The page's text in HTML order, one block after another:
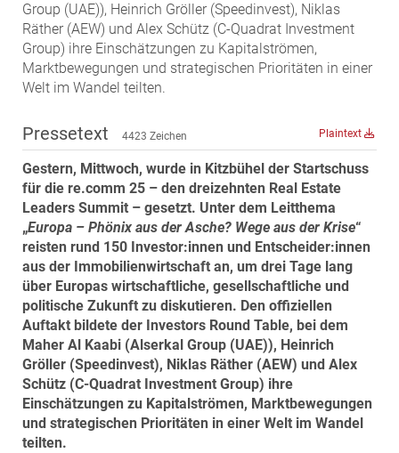
STEUP Realitäten
STIX + Partner
teamneunzehn
VÖPE Next
Verband Österreichischer Versicherungsmakler
Weinrauch Rechtsanwälte
WINEGG Realitäten
ZEHA Real Estate
Media
Pressekontakt
Group (UAE)), Heinrich Gröller (Speedinvest), Niklas
Räther (AEW) und Alex Schütz (C-Quadrat Investment
Group) ihre Einschätzungen zu Kapitalströmen,
Marktbewegungen und strategischen Prioritäten in einer
Welt im Wandel teilten.
Pressetext 4423 Zeichen Plaintext
Gestern, Mittwoch, wurde in Kitzbühel der Startschuss
für die re.comm 25 – den dreizehnten Real Estate
Leaders Summit – gesetzt. Unter dem Leitthema
„Europa – Phönix aus der Asche? Wege aus der Krise“
reisten rund 150 Investor:innen und Entscheider:innen
aus der Immobilienwirtschaft an, um drei Tage lang
über Europas wirtschaftliche, gesellschaftliche und
politische Zukunft zu diskutieren. Den offiziellen
Auftakt bildete der Investors Round Table, bei dem
Maher Al Kaabi (Alserkal Group (UAE)), Heinrich
Gröller (Speedinvest), Niklas Räther (AEW) und Alex
Schütz (C-Quadrat Investment Group) ihre
Einschätzungen zu Kapitalströmen, Marktbewegungen
und strategischen Prioritäten in einer Welt im Wandel
teilten.